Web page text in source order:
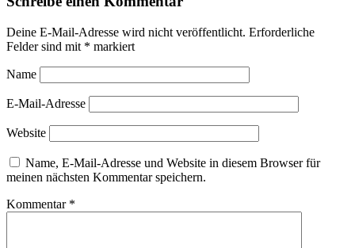
Deine E-Mail-Adresse wird nicht veröffentlicht. Erforderliche
Felder sind mit * markiert
Name
E-Mail-Adresse
Website
Name, E-Mail-Adresse und Website in diesem Browser für
meinen nächsten Kommentar speichern.
Kommentar *